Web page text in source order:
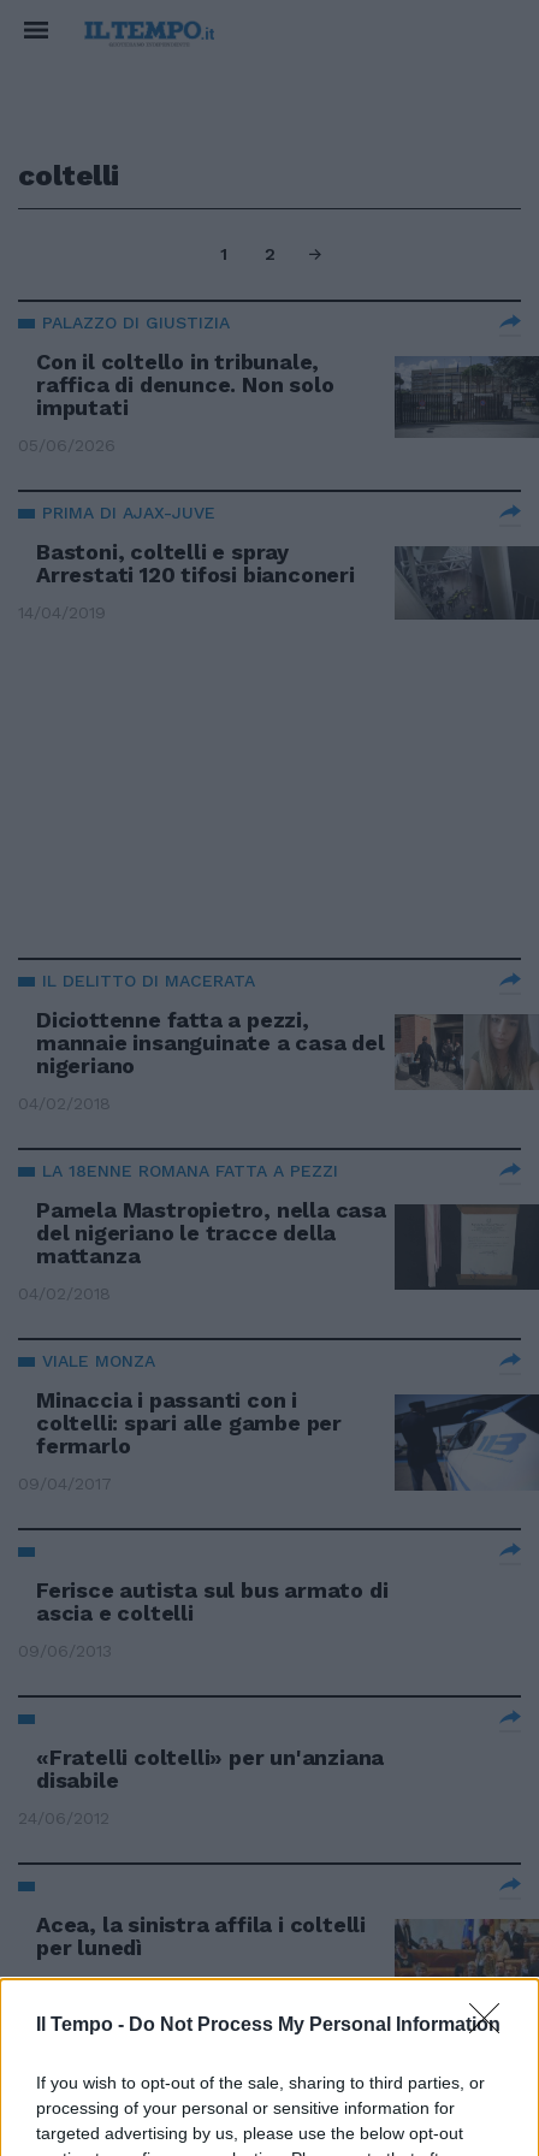
Il Tempo - Do Not Process My Personal Information
If you wish to opt-out of the sale, sharing to third parties, or
processing of your personal or sensitive information for
targeted advertising by us, please use the below opt-out
coltelli
1 2
PALAZZO DI GIUSTIZIA
Con il coltello in tribunale,
raffica di denunce. Non solo
imputati
05/06/2026
PRIMA DI AJAX-JUVE
Bastoni, coltelli e spray
Arrestati 120 tifosi bianconeri
14/04/2019
IL DELITTO DI MACERATA
Diciottenne fatta a pezzi,
mannaie insanguinate a casa del
nigeriano
04/02/2018
LA 18ENNE ROMANA FATTA A PEZZI
Pamela Mastropietro, nella casa
del nigeriano le tracce della
mattanza
04/02/2018
VIALE MONZA
Minaccia i passanti con i
coltelli: spari alle gambe per
fermarlo
09/04/2017
Ferisce autista sul bus armato di
ascia e coltelli
09/06/2013
«Fratelli coltelli» per un'anziana
disabile
24/06/2012
Acea, la sinistra affila i coltelli
per lunedì
10/06/2012
Fratelli coltelli nel Pdl Il
Municipio II esplode